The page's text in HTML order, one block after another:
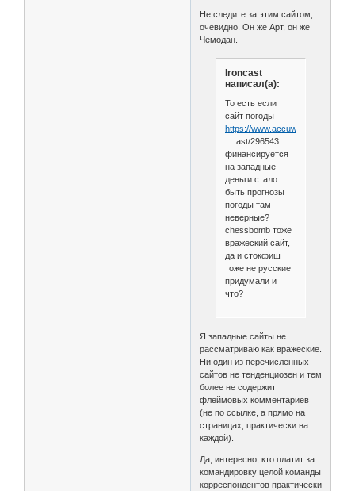
Не следите за этим сайтом,
очевидно. Он же Арт, он же
Чемодан.
Ironcast
написал(а):
То есть если
сайт погоды
https://www.accuweather.com/ru/
… ast/296543
финансируется
на западные
деньги стало
быть прогнозы
погоды там
неверные?
chessbomb тоже
вражеский сайт,
да и стокфиш
тоже не русские
придумали и
что?
Я западные сайты не
рассматриваю как вражеские.
Ни один из перечисленных
сайтов не тенденциозен и тем
более не содержит
флеймовых комментариев
(не по ссылке, а прямо на
страницах, практически на
каждой).
Да, интересно, кто платит за
командировку целой команды
корреспондентов практически